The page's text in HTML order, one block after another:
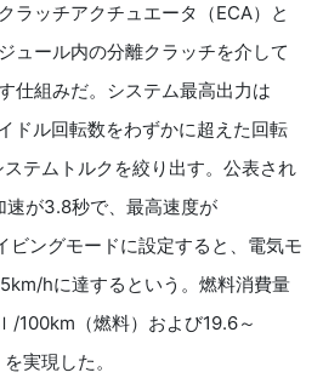
ラッチアクチュエータ（ECA）と
ュール内の分離クラッチを介して
仕組みだ。システム最高出力は
ドル回転数をわずかに超えた回転
テムトルクを絞り出す。公表され
が3.8秒で、最高速度が
ビングモードに設定すると、電気モ
hに達するという。燃料消費量
/100km（燃料）および19.6～
実現した。